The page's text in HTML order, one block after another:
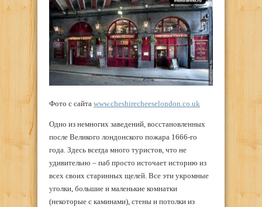
Фото с сайта www.cheshirecheeselondon.co.uk
Одно из немногих заведений, восстановленных
после Великого лондонского пожара 1666-го
года. Здесь всегда много туристов, что не
удивительно – паб просто источает историю из
всех своих старинных щелей. Все эти укромные
уголки, большие и маленькие комнатки
(некоторые с каминами), стены и потолки из